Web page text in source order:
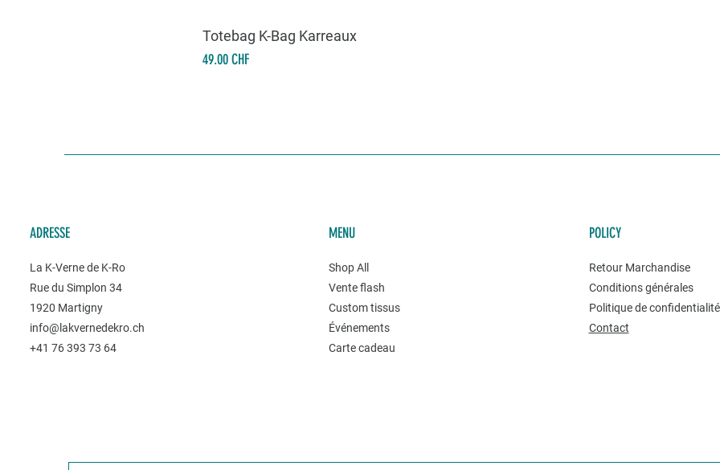
Totebag K-Bag Karreaux
Prix
49.00 CHF
ADRESSE
La K-Verne de K-Ro
Rue du Simplon 34
1920 Martigny
info@lakvernedekro.ch
+41 76 393 73 64
MENU
Shop All
Vente flash
Custom tissus
Événements
Carte cadeau
POLICY
Retour Marchandise
Conditions générales
Politique de
Contact